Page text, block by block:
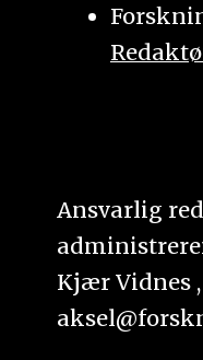
Ansvarlig
Kjær Vidnes ,